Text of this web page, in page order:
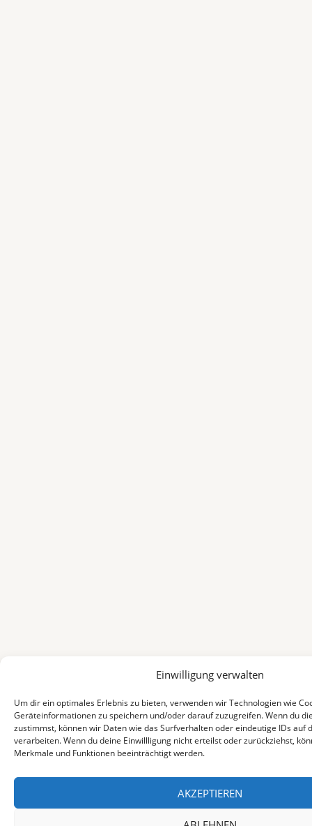
Einwilligung verwalten
Um dir ein optimales Erlebnis zu bieten, verwenden wir Technologien wie
Geräteinformationen zu speichern und/oder darauf zuzugreifen. Wenn du
zustimmst, können wir Daten wie das Surfverhalten oder eindeutige IDs auf
verarbeiten. Wenn du deine Einwillligung nicht erteilst oder zurückziehst,
Merkmale und Funktionen beeinträchtigt werden.
AKZEPTIEREN